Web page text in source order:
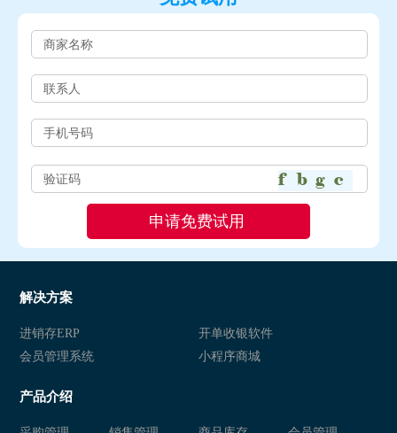
解决方案
进销存ERP
开单收银软件
会员管理系统
小程序商城
产品介绍